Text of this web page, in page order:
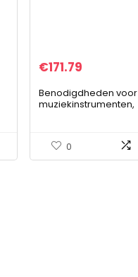
€171.79
Benodigdheden voor
muziekinstrumenten,
Effectief voor
gitaarsysteem voor
thuisgebruik…
0